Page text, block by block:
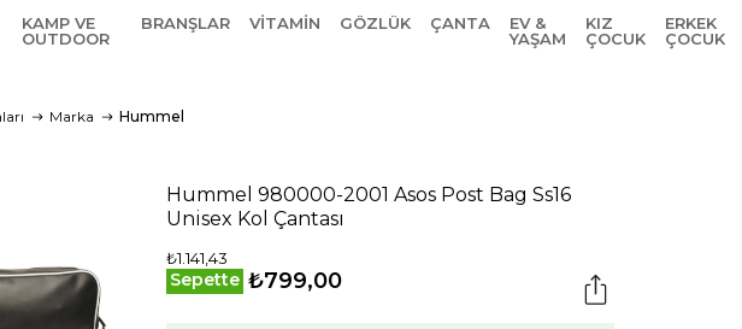
KAMP VE
OUTDOOR
BRANŞLAR VITAMIN GÖZLÜK ÇANTA
EV &
YAŞAM
KIZ
ÇOCUK
ERKEK
ÇOCUK
Marka Hummel
Hummel 980000-2001 Asos Post Bag Ss16
Unisex Kol Çantası
₺1.141,43
Sepette ₺799,00